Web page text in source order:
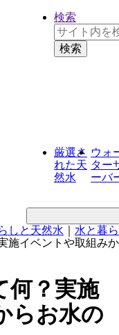
厳選さ
れた天
然水
ウォ
ター
ーバ
検索
しと天然水
水と暮ら
施イベントや取組みか
何？実施
らお水の